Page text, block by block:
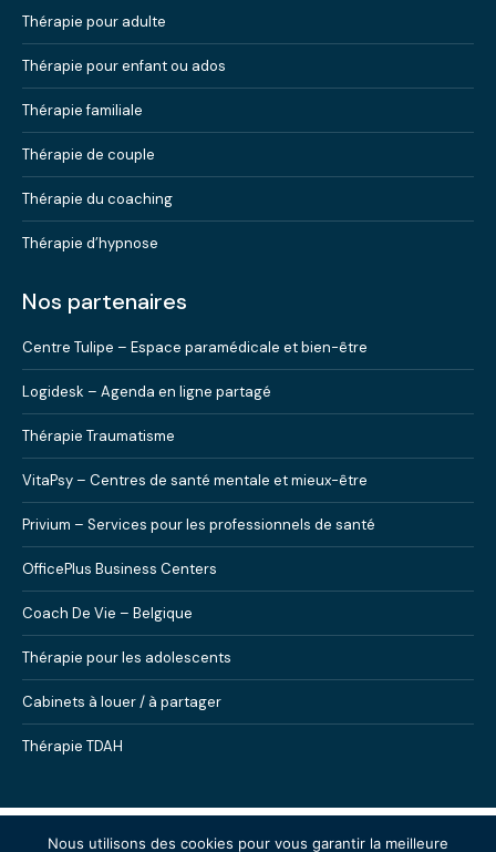
Thérapie pour adulte
Thérapie pour enfant ou ados
Thérapie familiale
Thérapie de couple
Thérapie du coaching
Thérapie d’hypnose
Nos partenaires
Centre Tulipe – Espace paramédicale et bien-être
Logidesk – Agenda en ligne partagé
Thérapie Traumatisme
VitaPsy – Centres de santé mentale et mieux-être
Privium – Services pour les professionnels de santé
OfficePlus Business Centers
Coach De Vie – Belgique
Thérapie pour les adolescents
Cabinets à louer / à partager
Thérapie TDAH
Nous utilisons des cookies pour vous garantir la meilleure